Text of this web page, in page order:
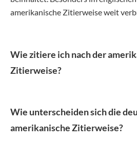
amerikanische Zitierweise weit
Wie zitiere ich nach der
Zitierweise?
Wie unterscheiden sich die
amerikanische Zitierweise?